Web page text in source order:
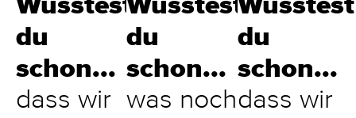
Wusstest
du
schon...
dass wir
Wusstest
du
schon...
was noch
Wusstest
du
schon...
dass wir